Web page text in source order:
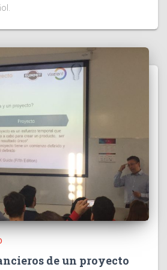
de un proyecto